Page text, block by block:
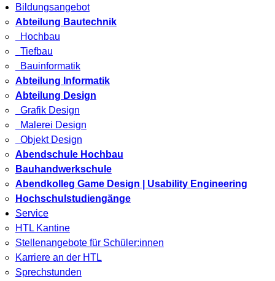
Bildungsangebot
Abteilung Bautechnik
Hochbau
Tiefbau
Bauinformatik
Abteilung Informatik
Abteilung Design
Grafik Design
Malerei Design
Objekt Design
Abendschule Hochbau
Bauhandwerkschule
Abendkolleg Game Design | Usability Engineering
Hochschulstudiengänge
Service
HTL Kantine
Stellenangebote für Schüler:innen
Karriere an der HTL
Sprechstunden